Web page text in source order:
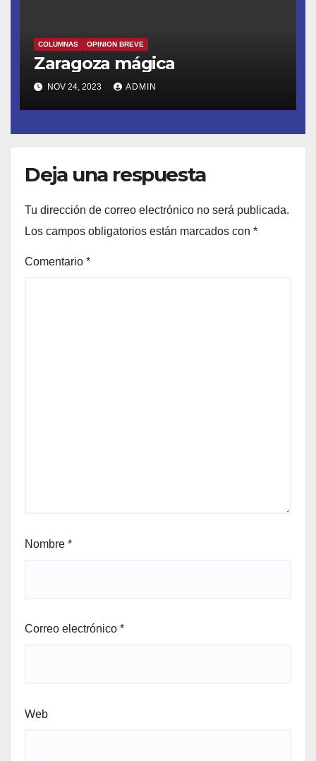
COLUMNAS OPINION BREVE
Zaragoza mágica
NOV 24, 2023 ADMIN
Deja una respuesta
Tu dirección de correo electrónico no será publicada.
Los campos obligatorios están marcados con *
Comentario *
Nombre *
Correo electrónico *
Web